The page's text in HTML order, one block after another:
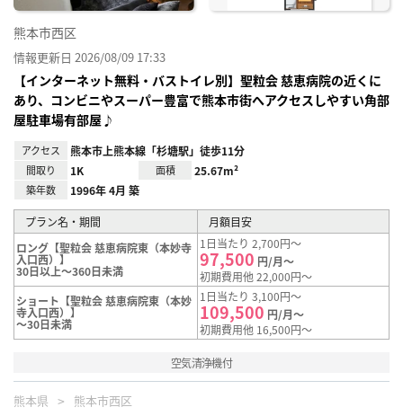
熊本市西区
情報更新日 2026/08/09 17:33
【インターネット無料・バストイレ別】聖粒会 慈恵病院の近くに
あり、コンビニやスーパー豊富で熊本市街へアクセスしやすい角部
屋駐車場有部屋♪
アクセス 熊本市上熊本線「杉塘駅」徒歩11分
間取り 1K 面積 25.67m²
築年数 1996年 4月 築
プラン名・期間
月額目安
ロング【聖粒会 慈恵病院東（本妙寺
入口西）】
30日以上～360日未満
1日当たり 2,700円～
97,500 円/月～
初期費用他 22,000円～
ショート【聖粒会 慈恵病院東（本妙
寺入口西）】
～30日未満
1日当たり 3,100円～
109,500 円/月～
初期費用他 16,500円～
空気清浄機付
熊本県 熊本市西区